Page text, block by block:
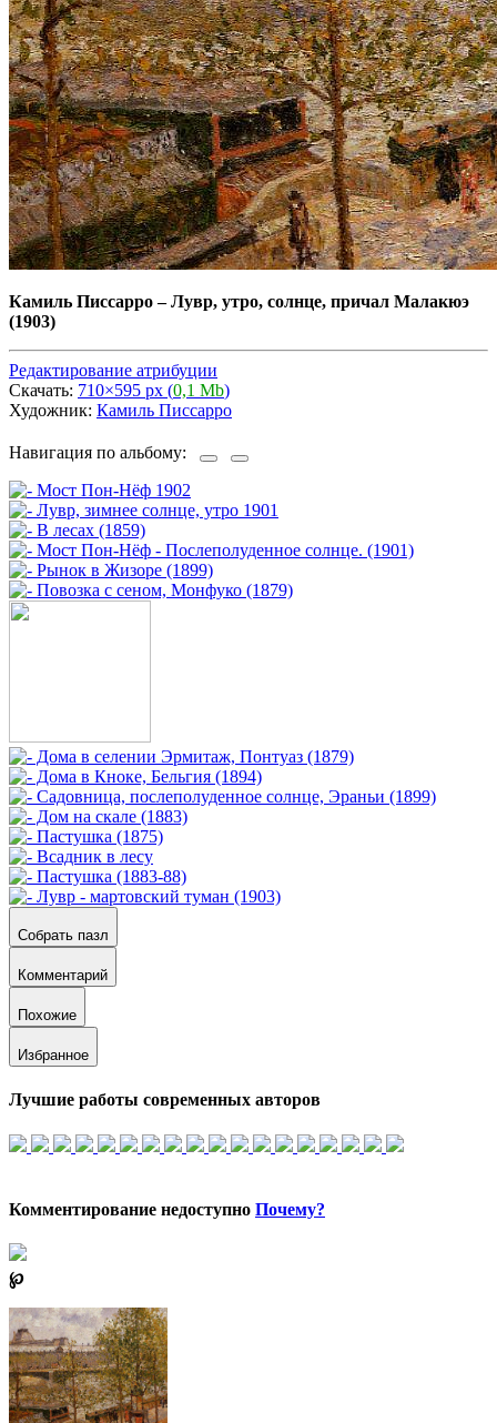
Камиль Писсарро–Лувр, утро, солнце, причал Малакюэ
(1903)
Редактирование атрибуции
Скачать: 710×595 px (0,1 Mb)
Художник: Камиль Писсарро
Навигация по альбому:
Собрать пазл
Комментарий
Похожие
Избранное
Лучшие работы современных авторов
Комментирование недоступно Почему?
℘